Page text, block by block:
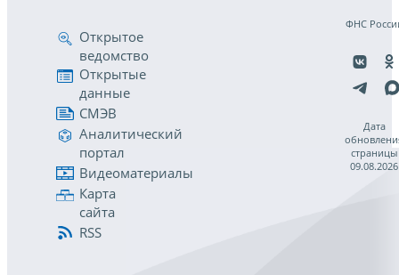
Открытое
ведомство
Открытые
данные
СМЭВ
Аналитический
портал
Видеоматериалы
Карта
сайта
RSS
ФНС
Дата
страницы
09.08.2026